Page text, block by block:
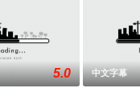
5.0 中文字幕